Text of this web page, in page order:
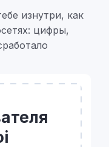
изнутри, как
цифры,